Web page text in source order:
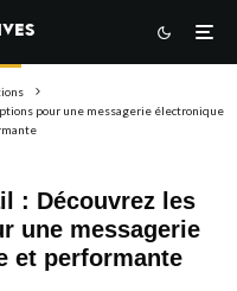
pour une messagerie électronique
: Découvrez les
une messagerie
et performante